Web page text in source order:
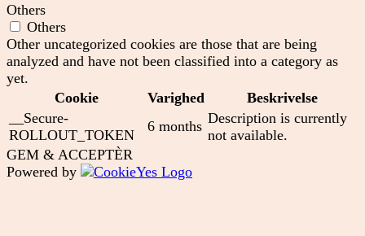
Others
Others
Other uncategorized cookies are those that are being
analyzed and have not been classified into a category as
yet.
Cookie
Varighed
Beskrivelse
__Secure-
ROLLOUT_TOKEN
6 months Description is currently
not available.
GEM & ACCEPTÈR
Powered by